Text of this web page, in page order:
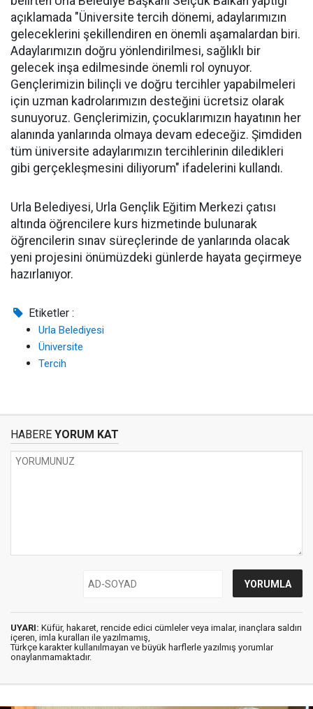
açıklamada "Üniversite tercih dönemi, adaylarımızın
geleceklerini şekillendiren en önemli aşamalardan biri.
Adaylarımızın doğru yönlendirilmesi, sağlıklı bir
gelecek inşa edilmesinde önemli rol oynuyor.
Gençlerimizin bilinçli ve doğru tercihler yapabilmeleri
için uzman kadrolarımızın desteğini ücretsiz olarak
sunuyoruz. Gençlerimizin, çocuklarımızın hayatının her
alanında yanlarında olmaya devam edeceğiz. Şimdiden
tüm üniversite adaylarımızın tercihlerinin diledikleri
gibi gerçekleşmesini diliyorum" ifadelerini kullandı.
Urla Belediyesi, Urla Gençlik Eğitim Merkezi çatısı
altında öğrencilere kurs hizmetinde bulunarak
öğrencilerin sınav süreçlerinde de yanlarında olacak
yeni projesini önümüzdeki günlerde hayata geçirmeye
hazırlanıyor.
Etiketler :
Urla Belediyesi
Üniversite
Tercih
HABERE YORUM KAT
UYARI: Küfür, hakaret, rencide edici cümleler veya imalar, inançlara saldırı
içeren, imla kuralları ile yazılmamış,
Türkçe karakter kullanılmayan ve büyük harflerle yazılmış yorumlar
onaylanmamaktadır.